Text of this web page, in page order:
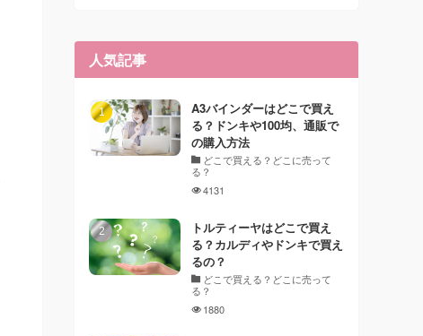
人気記事
A3バインダーはどこで買え
る？ドンキや100均、通販で
の購入方法
どこで買える？どこに売って
る？
4131
トルティーヤはどこで買え
る？カルディやドンキで買え
るの？
どこで買える？どこに売って
る？
1880